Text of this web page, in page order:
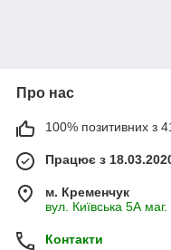
Про нас
100% позитивних з
Працює з
м. Кременчук
вул. Київська 5А
Контакти